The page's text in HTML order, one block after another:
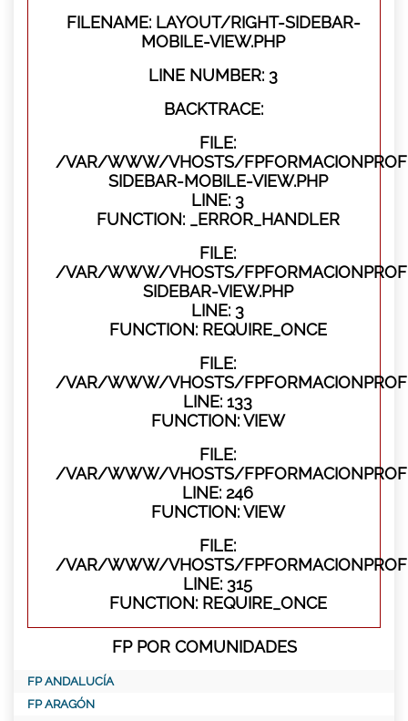
FILENAME: LAYOUT/RIGHT-SIDEBAR-
MOBILE-VIEW.PHP
LINE NUMBER: 3
BACKTRACE:
FILE:
/VAR/WWW/VHOSTS/
SIDEBAR-MOBILE-VIEW.PHP
LINE: 3
FUNCTION: _ERROR_HANDLER
FILE:
/VAR/WWW/VHOSTS/
SIDEBAR-VIEW.PHP
LINE: 3
FUNCTION: REQUIRE_ONCE
FILE:
/VAR/WWW/VHOSTS/
LINE: 133
FUNCTION: VIEW
FILE:
/VAR/WWW/VHOSTS/
LINE: 246
FUNCTION: VIEW
FILE:
/VAR/WWW/VHOSTS/
LINE: 315
FUNCTION: REQUIRE_ONCE
FP POR COMUNIDADES
FP ANDALUCÍA
FP ARAGÓN